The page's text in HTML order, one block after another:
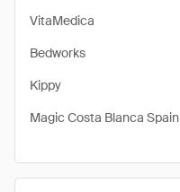
VitaMedica
Bedworks
Kippy
Magic Costa Blanca Spain